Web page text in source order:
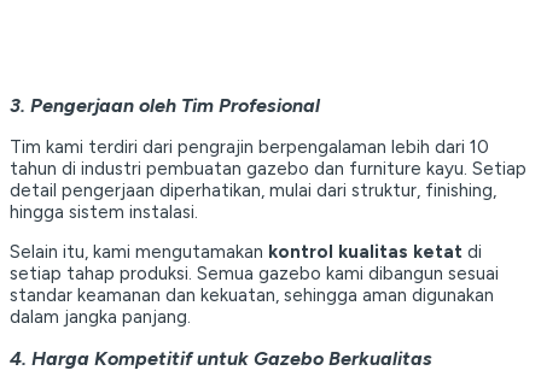
3. Pengerjaan oleh Tim Profesional
Tim kami terdiri dari pengrajin berpengalaman lebih dari 10
tahun di industri pembuatan gazebo dan furniture kayu. Setiap
detail pengerjaan diperhatikan, mulai dari struktur, finishing,
hingga sistem instalasi.
Selain itu, kami mengutamakan kontrol kualitas ketat di
setiap tahap produksi. Semua gazebo kami dibangun sesuai
standar keamanan dan kekuatan, sehingga aman digunakan
dalam jangka panjang.
4. Harga Kompetitif untuk Gazebo Berkualitas